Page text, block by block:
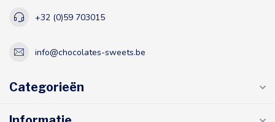
+32 (0)59 703015
info@chocolates-sweets.be
Categorieën